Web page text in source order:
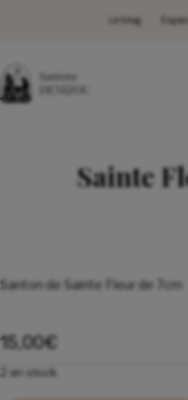
Le blog
Sainte
Santon de Sainte Fleur de 7cm
15,00€
2 en stock